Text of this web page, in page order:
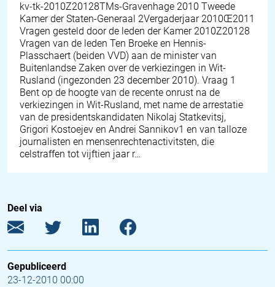
kv-tk-2010Z20128TMs-Gravenhage 2010 Tweede
Kamer der Staten-Generaal 2Vergaderjaar 2010Œ2011
Vragen gesteld door de leden der Kamer 2010Z20128
Vragen van de leden Ten Broeke en Hennis-
Plasschaert (beiden VVD) aan de minister van
Buitenlandse Zaken over de verkiezingen in Wit-
Rusland (ingezonden 23 december 2010). Vraag 1
Bent op de hoogte van de recente onrust na de
verkiezingen in Wit-Rusland, met name de arrestatie
van de presidentskandidaten Nikolaj Statkevitsj,
Grigori Kostoejev en Andrei Sannikov1 en van talloze
journalisten en mensenrechtenactivitsten, die
celstraffen tot vijftien jaar r…
Deel via
Gepubliceerd
23-12-2010 00:00